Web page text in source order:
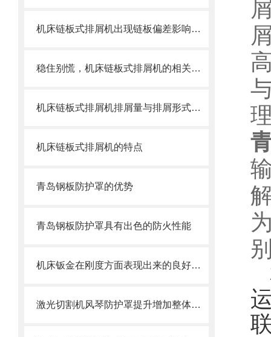
机床链板式排屑机出现链板偏差影响效率了怎么办？
稳住别慌，机床链板式排屑机的相关信息马上来
机床链板式排屑机排屑量与排屑形式有很大关系
机床链板式排屑机的特点
青岛钢板防护罩的优势
青岛钢板防护罩具有出色的防火性能
机床钣金在刚度方面表现出来的良好特性
激光切割机风琴防护罩提升增加整体机床的价值